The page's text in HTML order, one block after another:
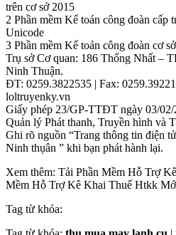
trên cơ sở 2015
2 Phần mềm Kế toán công đoàn cấp
Unicode
3 Phần mềm Kế toán công đoàn cơ
Trụ sở Cơ quan: 186 Thống Nhất –
Ninh Thuận.
ĐT: 0259.3822535 | Fax:
loltruyenky.vn
Giấy phép 23/GP-TTĐT ngày 03/
Quản lý Phát thanh, Truyền hình và
Ghi rõ nguồn “Trang thông tin điện
Ninh thụân ” khi bạn phát hành lại.
Xem thêm: Tải Phần Mềm Hỗ Trợ
Mềm Hỗ Trợ Kê Khai Thuế Htkk
Tag từ khóa: